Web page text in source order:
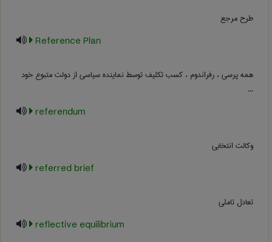
طرح مرجع
Reference Plan
همه پرسی ، رفراندوم ، کسب تکلیف توسط نماینده سیاسی از دولت متبوع خود
...
referendum
وکالت انتخابی
referred brief
تعادل تاملی
reflective equilibrium